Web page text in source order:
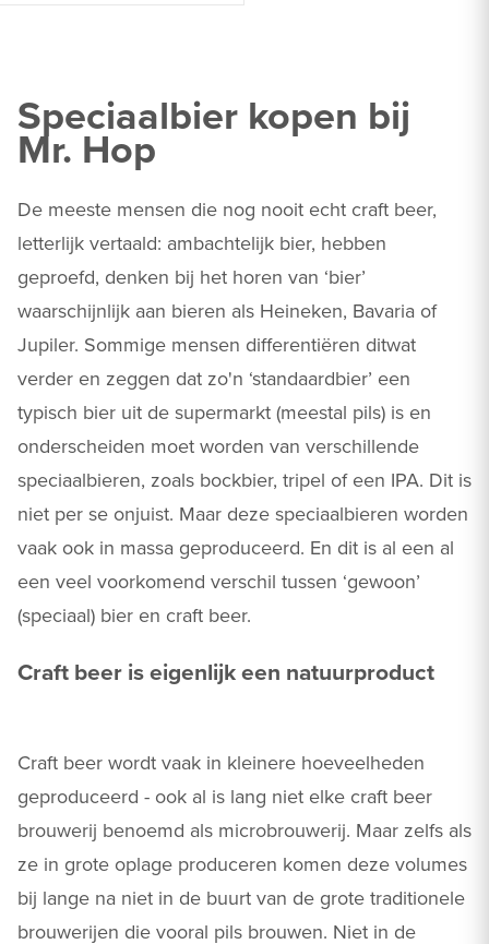
Speciaalbier kopen bij
Mr. Hop
De meeste mensen die nog nooit echt craft beer,
letterlijk vertaald: ambachtelijk bier, hebben
geproefd, denken bij het horen van ‘bier’
waarschijnlijk aan bieren als Heineken, Bavaria of
Jupiler. Sommige mensen differentiëren ditwat
verder en zeggen dat zo'n ‘standaardbier’ een
typisch bier uit de supermarkt (meestal pils) is en
onderscheiden moet worden van verschillende
speciaalbieren, zoals bockbier, tripel of een IPA. Dit is
niet per se onjuist. Maar deze speciaalbieren worden
vaak ook in massa geproduceerd. En dit is al een al
een veel voorkomend verschil tussen ‘gewoon’
(speciaal) bier en craft beer.
Craft beer is eigenlijk een natuurproduct
Craft beer wordt vaak in kleinere hoeveelheden
geproduceerd - ook al is lang niet elke craft beer
brouwerij benoemd als microbrouwerij. Maar zelfs als
ze in grote oplage produceren komen deze volumes
bij lange na niet in de buurt van de grote traditionele
brouwerijen die vooral pils brouwen. Niet in de